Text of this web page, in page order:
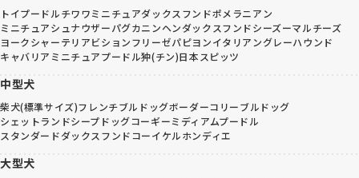
トイプードルチワワミニチュアダックスフンドポメラニアン
ミニチュアシュナウザーパグカニンヘンダックスフンドシーズーマルチーズ
ヨークシャーテリアビションフリーゼパピヨンイタリアングレーハウンド
キャバリア ミニチュアプードル狆(チン)日本スピッツ
中型犬
柴犬(標準サイズ)フレンチブルドッグボーダーコリーブルドッグ
シェットランドシープドッグコーギーミディアムプードル
スタンダードダックスフンドコーイケルホンディエ
大型犬